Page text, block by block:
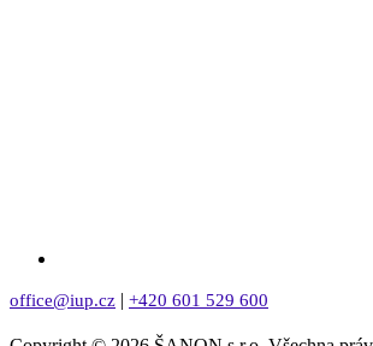
office@iup.cz | +420 601 529 600